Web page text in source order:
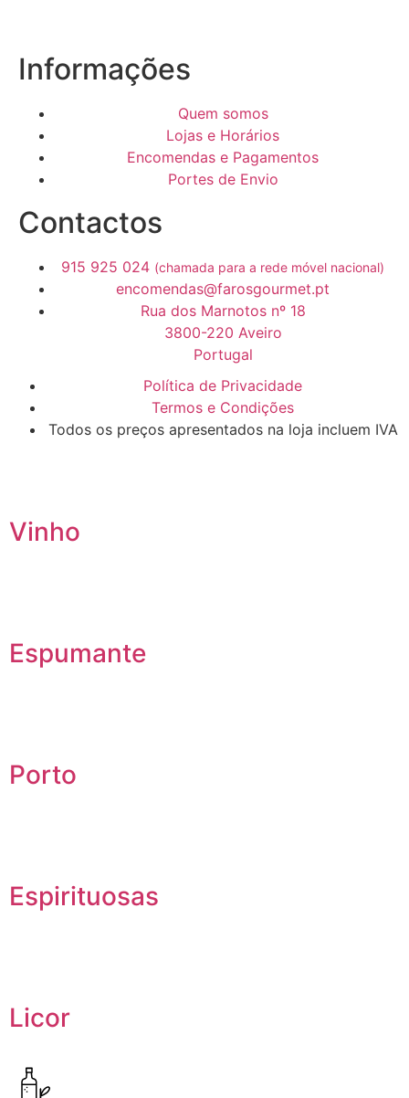
Informações
Quem somos
Lojas e Horários
Encomendas e Pagamentos
Portes de Envio
Contactos
915 925 024 (chamada para a rede móvel nacional)
encomendas@farosgourmet.pt
Rua dos Marnotos nº 18
3800-220 Aveiro
Portugal
Política de Privacidade
Termos e Condições
Todos os preços apresentados na loja incluem IVA
Vinho
Espumante
Porto
Espirituosas
Licor